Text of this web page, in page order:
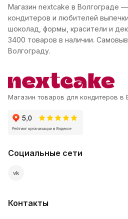
Магазин nextcake в Волгограде
кондитеров и любителей
шоколад, формы, красители и
3400 товаров в наличии.
Волгограду.
Магазин товаров для кондитеров в
Социальные сети
vk
Контакты